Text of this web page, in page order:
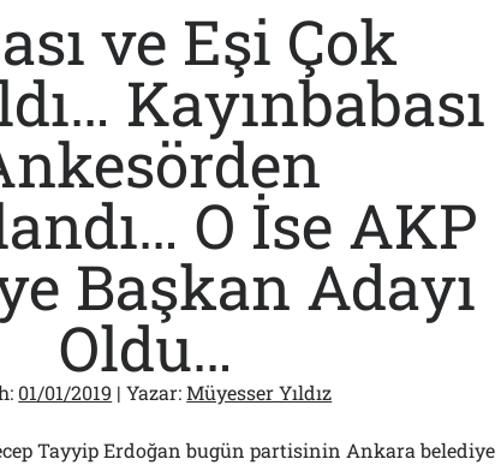
Gerçek
Kaldı!..
ve Eşi Çok
Kayınbabası
O İse AKP
Başkan Adayı
Oldu…
01/01/2019 | Yazar:Müyesser Yıldız
Tayyip Erdoğan bugün partisinin Ankara belediye